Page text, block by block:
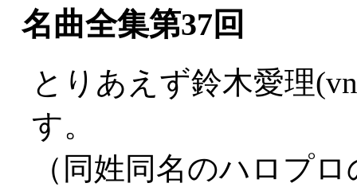
名曲全集第37回
とりあえず鈴木愛理
す。
（同姓同名のハロプ